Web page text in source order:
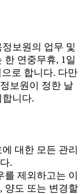
보원의 업무 및
한 연중무휴, 1일
으로 합니다. 다만
보원이 정한 날
니다.
대한 모든 관리
.
제외하고는 이
양도 또는 변경할